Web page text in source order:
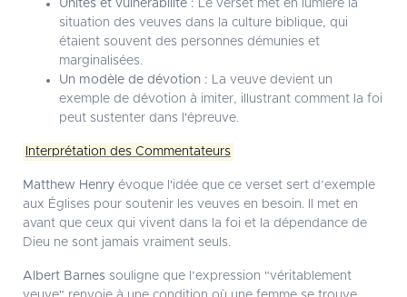
Unités et vulnérabilité : Le verset met en lumière la
situation des veuves dans la culture biblique, qui
étaient souvent des personnes démunies et
marginalisées.
Un modèle de dévotion : La veuve devient un
exemple de dévotion à imiter, illustrant comment la foi
peut sustenter dans l'épreuve.
Interprétation des Commentateurs
Matthew Henry évoque l'idée que ce verset sert d’exemple
aux Églises pour soutenir les veuves en besoin. Il met en
avant que ceux qui vivent dans la foi et la dépendance de
Dieu ne sont jamais vraiment seuls.
Albert Barnes souligne que l’expression "véritablement